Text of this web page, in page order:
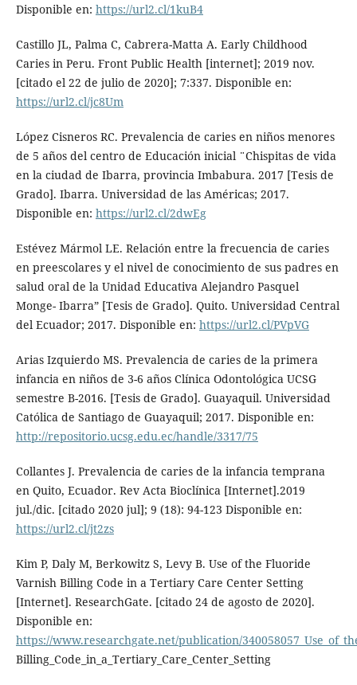
Disponible en: https://url2.cl/1kuB4
Castillo JL, Palma C, Cabrera-Matta A. Early Childhood
Caries in Peru. Front Public Health [internet]; 2019 nov.
[citado el 22 de julio de 2020]; 7:337. Disponible en:
https://url2.cl/jc8Um
López Cisneros RC. Prevalencia de caries en niños menores
de 5 años del centro de Educación inicial ¨Chispitas de vida
en la ciudad de Ibarra, provincia Imbabura. 2017 [Tesis de
Grado]. Ibarra. Universidad de las Américas; 2017.
Disponible en: https://url2.cl/2dwEg
Estévez Mármol LE. Relación entre la frecuencia de caries
en preescolares y el nivel de conocimiento de sus padres en
salud oral de la Unidad Educativa Alejandro Pasquel
Monge- Ibarra” [Tesis de Grado]. Quito. Universidad Central
del Ecuador; 2017. Disponible en: https://url2.cl/PVpVG
Arias Izquierdo MS. Prevalencia de caries de la primera
infancia en niños de 3-6 años Clínica Odontológica UCSG
semestre B-2016. [Tesis de Grado]. Guayaquil. Universidad
Católica de Santiago de Guayaquil; 2017. Disponible en:
http://repositorio.ucsg.edu.ec/handle/3317/75
Collantes J. Prevalencia de caries de la infancia temprana
en Quito, Ecuador. Rev Acta Bioclínica [Internet].2019
jul./dic. [citado 2020 jul]; 9 (18): 94-123 Disponible en:
https://url2.cl/jt2zs
Kim P, Daly M, Berkowitz S, Levy B. Use of the Fluoride
Varnish Billing Code in a Tertiary Care Center Setting
[Internet]. ResearchGate. [citado 24 de agosto de 2020].
Disponible en:
https://www.researchgate.net/publication/
Billing_Code_in_a_Tertiary_Care_Center_Setting